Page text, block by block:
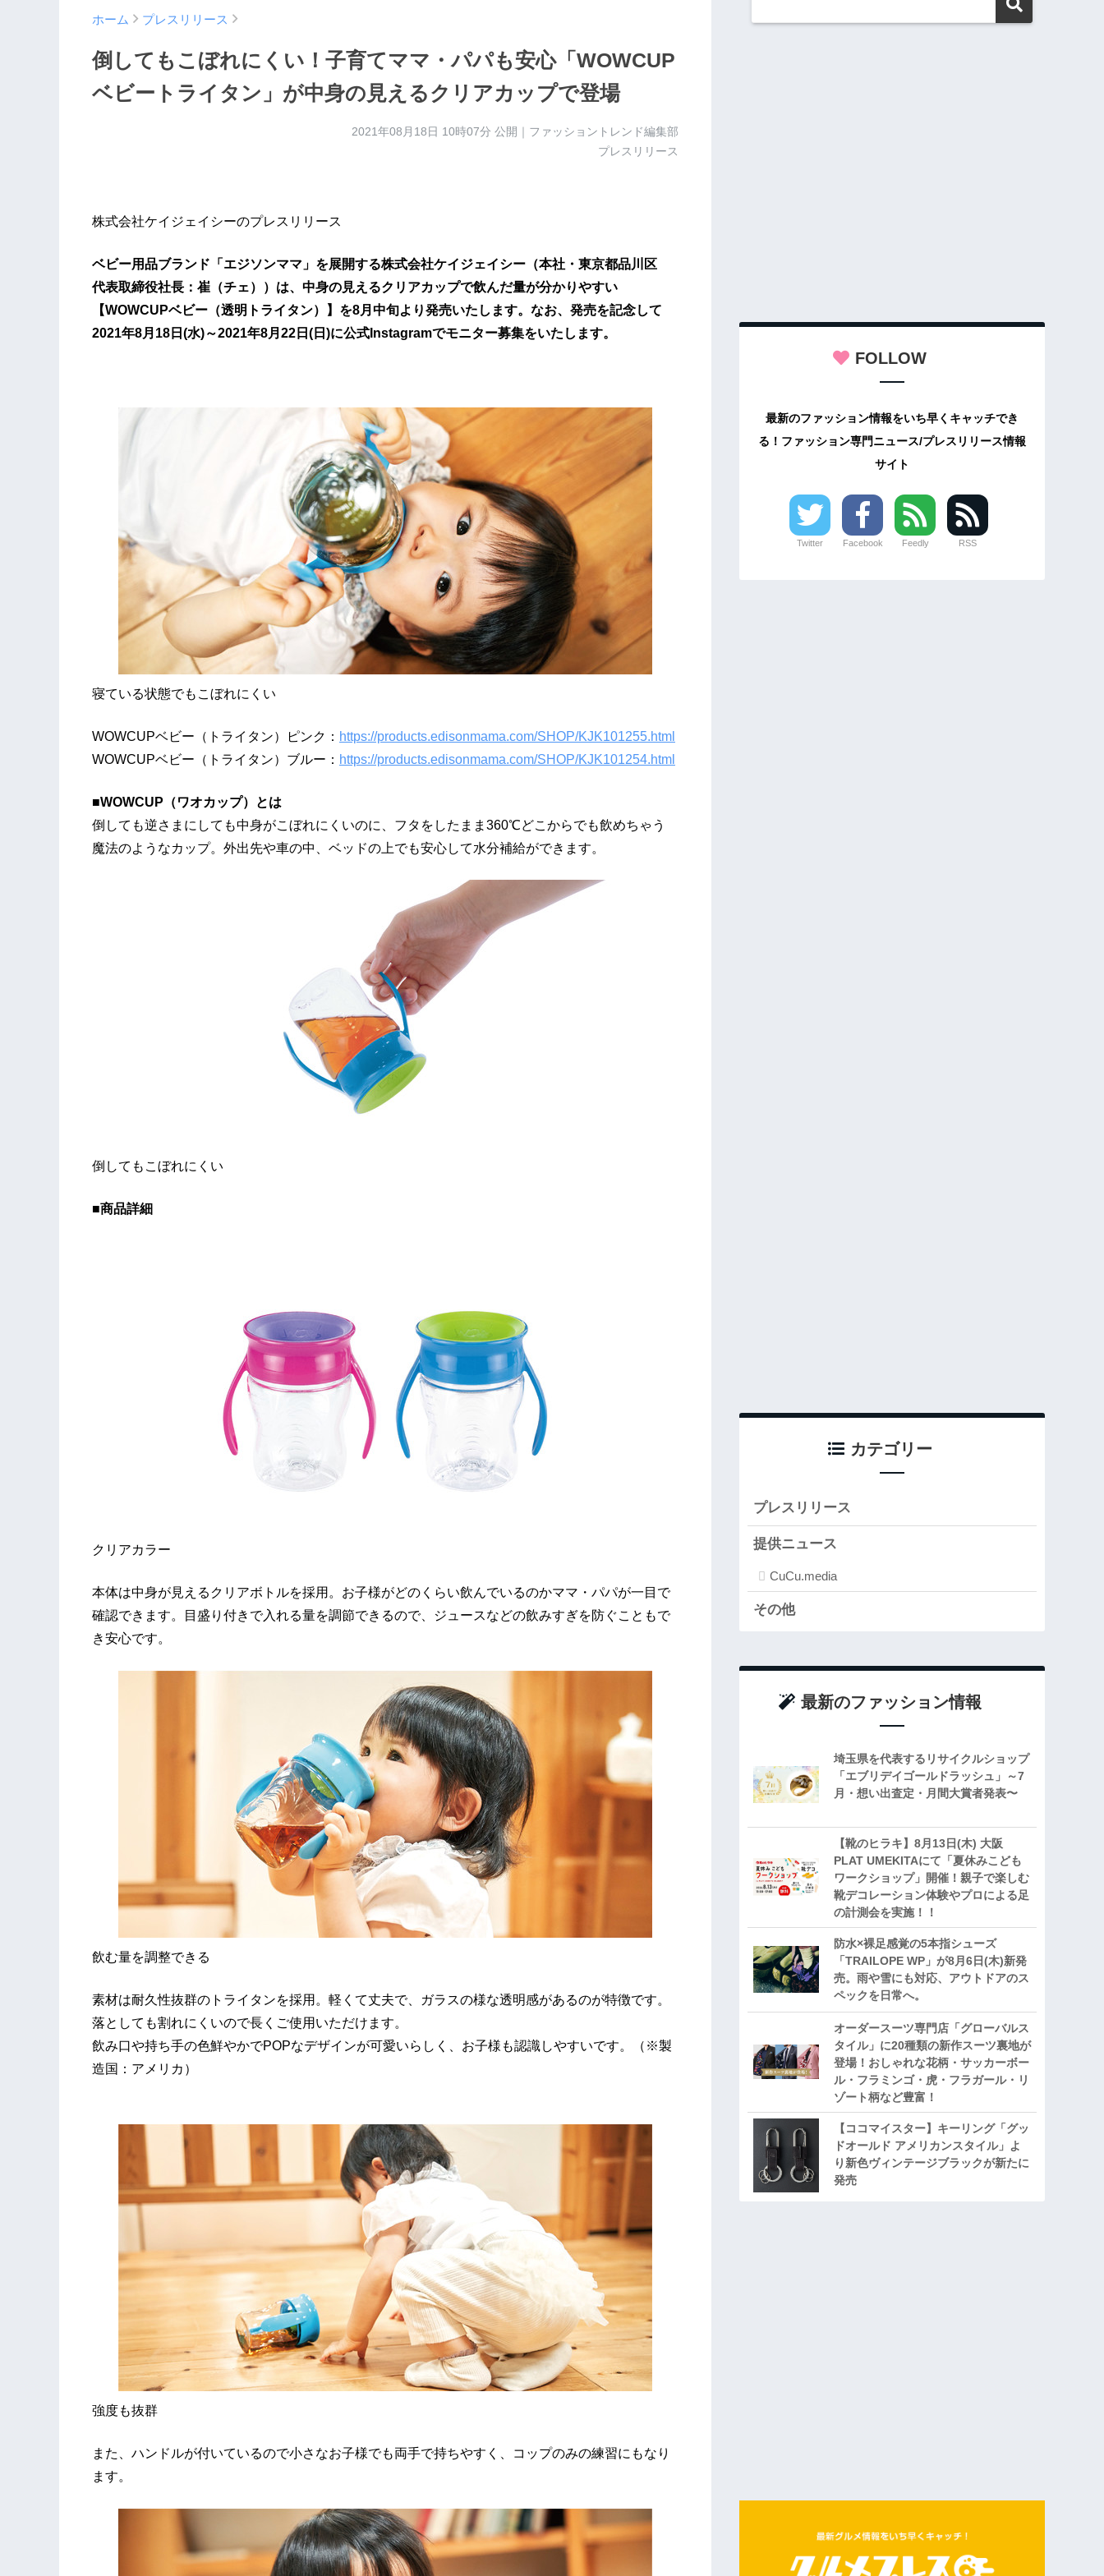
ホーム プレスリリース
倒してもこぼれにくい！子育てママ・パパも安心「WOWCUP
ベビートライタン」が中身の見えるクリアカップで登場
2021年08月18日 10時07分 公開｜ファッショントレンド編集部
プレスリリース
株式会社ケイジェイシーのプレスリリース
ベビー用品ブランド「エジソンママ」を展開する株式会社ケイジェイシー（本社・東京都品川区
代表取締役社長：崔（チェ））は、中身の見えるクリアカップで飲んだ量が分かりやすい
【WOWCUPベビー（透明トライタン）】を8月中旬より発売いたします。なお、発売を記念して
2021年8月18日(水)～2021年8月22日(日)に公式Instagramでモニター募集をいたします。
寝ている状態でもこぼれにくい
WOWCUPベビー（トライタン）ピンク： https://products.edisonmama.com/SHOP/KJK101255.html
WOWCUPベビー（トライタン）ブルー： https://products.edisonmama.com/SHOP/KJK101254.html
■WOWCUP （ワオカップ）
とは
倒しても逆さまにしても中身がこぼれにくいのに、フタをしたまま360℃どこからでも飲めちゃう
魔法のようなカップ。外出先や車の中、ベッドの上でも安心して水分補給ができます。
倒してもこぼれにくい
■商品詳細
クリアカラー
本体は中身が見えるクリアボトルを採用。お子様がどのくらい飲んでいるのかママ・パパが一目で
確認できます。目盛り付きで入れる量を調節できるので、ジュースなどの飲みすぎを防ぐこともで
き安心です。
飲む量を調整できる
素材は耐久性抜群のトライタンを採用。軽くて丈夫で、ガラスの様な透明感があるのが特徴です。
落としても割れにくいので長くご使用いただけます。
飲み口や持ち手の色鮮やかでPOPなデザインが可愛いらしく、お子様も認識しやすいです。（※製
造国：アメリカ）
強度も抜群
また、ハンドルが付いているので小さなお子様でも両手で持ちやすく、コップのみの練習にもなり
ます。
FOLLOW
最新のファッション情報をいち早くキャッチでき
る！ファッション専門ニュース/プレスリリース情報
サイト
Twitter Facebook Feedly RSS
カテゴリー
プレスリリース
提供ニュース
CuCu.media
その他
最新のファッション情報
埼玉県を代表するリサイクルショップ
「エブリデイゴールドラッシュ」～7
月・想い出査定・月間大賞者発表〜
【靴のヒラキ】8月13日(木) 大阪
PLAT UMEKITAにて「夏休みこども
ワークショップ」開催！親子で楽しむ
靴デコレーション体験やプロによる足
の計測会を実施！！
防水×裸足感覚の5本指シューズ
「TRAILOPE WP」が8月6日(木)新発
売。雨や雪にも対応、アウトドアのス
ペックを日常へ。
オーダースーツ専門店「グローバルス
タイル」に20種類の新作スーツ裏地が
登場！おしゃれな花柄・サッカーボー
ル・フラミンゴ・虎・フラガール・リ
ゾート柄など豊富！
【ココマイスター】キーリング「グッ
ドオールド アメリカンスタイル」よ
り新色ヴィンテージブラックが新たに
発売